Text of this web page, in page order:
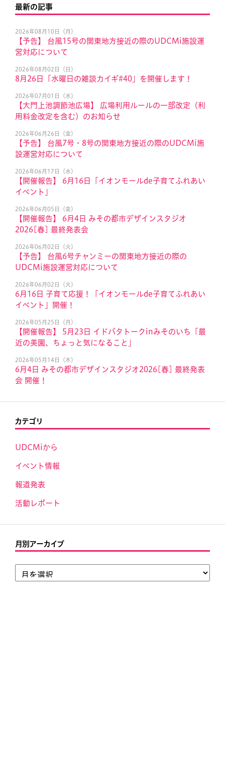
最新の記事
2026年08月10日（月）
【予告】 台風15号の関東地方接近の際のUDCMi施設運
営対応について
2026年08月02日（日）
8月26日「水曜日の雑談カイギ#40」を開催します！
2026年07月01日（水）
【大門上池調節池広場】 広場利用ルールの一部改定（利
用料金改定を含む）のお知らせ
2026年06月26日（金）
【予告】 台風7号・8号の関東地方接近の際のUDCMi施
設運営対応について
2026年06月17日（水）
【開催報告】 6月16日「イオンモールde子育てふれあい
イベント」
2026年06月05日（金）
【開催報告】 6月4日 みその都市デザインスタジオ
2026[春] 最終発表会
2026年06月02日（火）
【予告】 台風6号チャンミーの関東地方接近の際の
UDCMi施設運営対応について
2026年06月02日（火）
6月16日 子育て応援！「イオンモールde子育てふれあい
イベント」開催！
2026年05月25日（月）
【開催報告】 5月23日 イドバタトークinみそのいち「最
近の美園、ちょっと気になること」
2026年05月14日（木）
6月4日 みその都市デザインスタジオ2026[春] 最終発表
会 開催！
カテゴリ
UDCMiから
イベント情報
報道発表
活動レポート
月別アーカイブ